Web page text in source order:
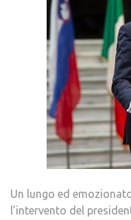
Un lungo ed
l’intervento del